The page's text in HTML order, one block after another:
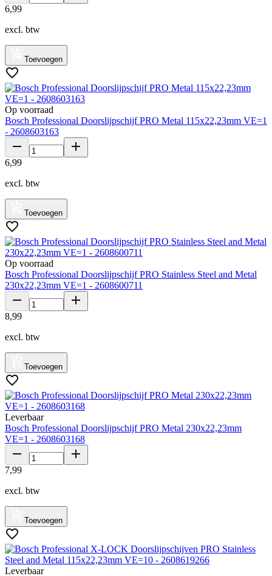
6,99
excl. btw
Toevoegen
Op voorraad
Bosch Professional Doorslijpschijf PRO Metal 115x22,23mm VE=1
- 2608603163
6,99
excl. btw
Toevoegen
Op voorraad
Bosch Professional Doorslijpschijf PRO Stainless Steel and Metal
230x22,23mm VE=1 - 2608600711
8,99
excl. btw
Toevoegen
Leverbaar
Bosch Professional Doorslijpschijf PRO Metal 230x22,23mm
VE=1 - 2608603168
7,99
excl. btw
Toevoegen
Leverbaar